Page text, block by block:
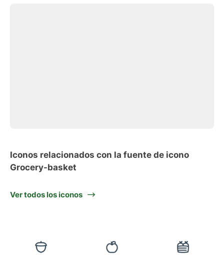
Iconos relacionados con la fuente de icono
Grocery-basket
Ver todos los iconos